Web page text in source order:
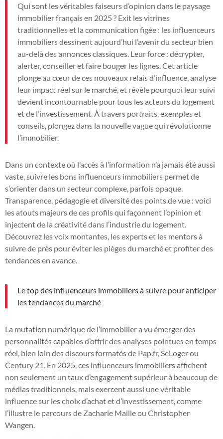
Qui sont les véritables faiseurs d’opinion dans le paysage
immobilier français en 2025 ? Exit les vitrines
traditionnelles et la communication figée : les influenceurs
immobiliers dessinent aujourd’hui l’avenir du secteur bien
au-delà des annonces classiques. Leur force : décrypter,
alerter, conseiller et faire bouger les lignes. Cet article
plonge au cœur de ces nouveaux relais d’influence, analyse
leur impact réel sur le marché, et révèle pourquoi leur suivi
devient incontournable pour tous les acteurs du logement
et de l’investissement. À travers portraits, exemples et
conseils, plongez dans la nouvelle vague qui révolutionne
l’immobilier.
Dans un contexte où l’accès à l’information n’a jamais été aussi
vaste, suivre les bons influenceurs immobiliers permet de
s’orienter dans un secteur complexe, parfois opaque.
Transparence, pédagogie et diversité des points de vue : voici
les atouts majeurs de ces profils qui façonnent l’opinion et
injectent de la créativité dans l’industrie du logement.
Découvrez les voix montantes, les experts et les mentors à
suivre de près pour éviter les pièges du marché et profiter des
tendances en avance.
Le top des influenceurs immobiliers à suivre pour anticiper
les tendances du marché
La mutation numérique de l’immobilier a vu émerger des
personnalités capables d’offrir des analyses pointues en temps
réel, bien loin des discours formatés de Pap.fr, SeLoger ou
Century 21. En 2025, ces influenceurs immobiliers affichent
non seulement un taux d’engagement supérieur à beaucoup de
médias traditionnels, mais exercent aussi une véritable
influence sur les choix d’achat et d’investissement, comme
l’illustre le parcours de Zacharie Maille ou Christopher
Wangen.